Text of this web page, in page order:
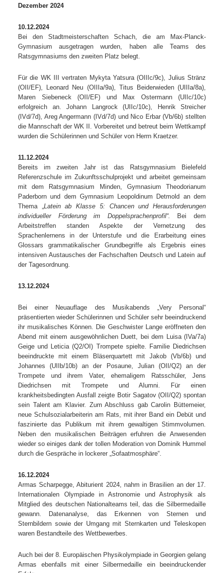
Dezember 2024
10.12.2024
Bei den Stadtmeisterschaften Schach, die am Max-Planck-
Gymnasium ausgetragen wurden, haben alle Teams des
Ratsgymnasiums den zweiten Platz belegt.
Für die WK III vertraten Mykyta Yatsura (OIIIc/9c), Julius Stränz
(OII/EF), Leonard Neu (OIIIa/9a), Titus Beiderwieden (UIIIa/8a),
Maren Siebeneck (OII/EF) und Max Ostermann (UIIc/10c)
erfolgreich an. Johann Langrock (UIIc/10c), Henrik Streicher
(IVd/7d), Areg Angermann (IVd/7d) und Nico Erbar (Vb/6b) stellten
die Mannschaft der WK II. Vorbereitet und betreut beim Wettkampf
wurden die Schülerinnen und Schüler von Herrn Kraetzer.
11.12.2024
Bereits im zweiten Jahr ist das Ratsgymnasium Bielefeld
Referenzschule im Zukunftsschulprojekt und arbeitet gemeinsam
mit dem Ratsgymnasium Minden, Gymnasium Theodorianum
Paderborn und dem Gymnasium Leopoldinum Detmold an dem
Thema „ Latein ab Klasse 5:
Chancen und Herausforderungen
individueller Förderung im Doppelsprachenprofil“.
Bei dem
Arbeitstreffen standen Aspekte der Vernetzung des
Sprachenlernens in der Unterstufe und die Erarbeitung eines
Glossars grammatikalischer Grundbegriffe als Ergebnis eines
intensiven Austausches der Fachschaften Deutsch und Latein auf
der Tagesordnung.
13.12.2024
Bei einer Neuauflage des Musikabends „Very Personal“
präsentierten wieder Schülerinnen und Schüler sehr beeindruckend
ihr musikalisches Können. Die Geschwister Lange eröffneten den
Abend mit einem ausgewöhnlichen Duett, bei dem Luisa (IVa/7a)
Geige und Leticia (Q2/OI) Trompete spielte. Familie Diedrichsen
beeindruckte mit einem Bläserquartett mit Jakob (Vb/6b) und
Johannes (UIIb/10b) an der Posaune, Julian (OII/Q2) an der
Trompete und ihrem Vater, ehemaligem Ratsschüler, Jens
Diedrichsen mit Trompete und Alumni. Für einen
krankheitsbedingten Ausfall zeigte Botir Sagatov (OII/Q2) spontan
sein Talent am Klavier. Zum Abschluss gab Carolin Büttemeier,
neue Schulsozialarbeiterin am Rats, mit ihrer Band ein Debüt und
faszinierte das Publikum mit ihrem gewaltigen Stimmvolumen.
Neben den musikalischen Beiträgen erfuhren die Anwesenden
wieder so einiges dank der tollen Moderation von Dominik Hummel
durch die Gespräche in lockerer „Sofaatmosphäre“.
16.12.2024
Armas Scharpegge, Abiturient 2024, nahm in Brasilien an der 17.
Internationalen Olympiade in Astronomie und Astrophysik als
Mitglied des deutschen Nationalteams teil, das die Silbermedaille
gewann. Datenanalyse, das Erkennen von Sternen und
Sternbildern sowie der Umgang mit Sternkarten und Teleskopen
waren Bestandteile des Wettbewerbes.
Auch bei der 8. Europäischen Physikolympiade in Georgien gelang
Armas ebenfalls mit einer Silbermedaille ein beeindruckender